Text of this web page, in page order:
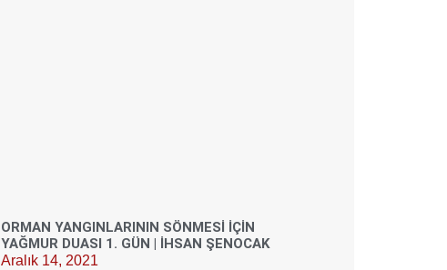
ORMAN YANGINLARININ SÖNMESI İÇIN
YAĞMUR DUASI 1. GÜN | İHSAN ŞENOCAK
Aralık 14, 2021